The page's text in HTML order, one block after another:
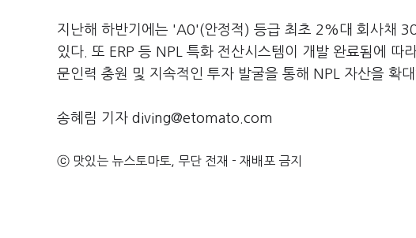
지난해 하반기에는 'A0'(안정적) 등급 최초 2%대 회사채
있다. 또 ERP 등 NPL 특화 전산시스템이 개발 완료됨에 따
문인력 충원 및 지속적인 투자 발굴을 통해 NPL 자산을 확
송혜림 기자 diving@etomato.com
ⓒ 맛있는 뉴스토마토, 무단 전재 - 재배포 금지